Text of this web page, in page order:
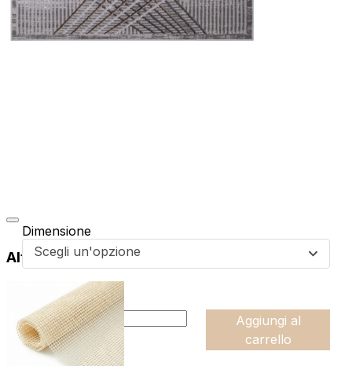
Dimensione
Scegli un'opzione
54,99€
:product_name quantity
-
+
Aggiungi al
carrello
Altri prodotti di questa collezione